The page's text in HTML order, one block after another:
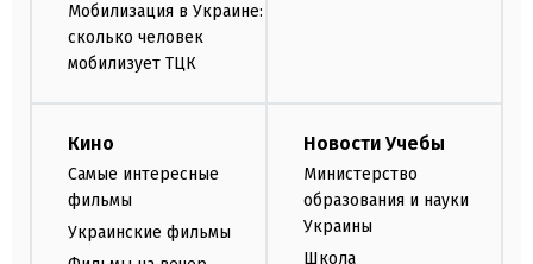
Мобилизация в Украине:
сколько человек
мобилизует ТЦК
Кино
Самые интересные
фильмы
Украинские фильмы
Новости Учебы
Министерство
образования и науки
Украины
Школа